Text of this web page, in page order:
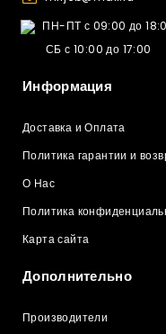
ПН-ПТ с 09:00 до
СБ с 10:00 до 17:00
Информация
Доставка и Оплата
Политика гарантии и
О Нас
Политика
Карта сайта
Дополнительно
Производители